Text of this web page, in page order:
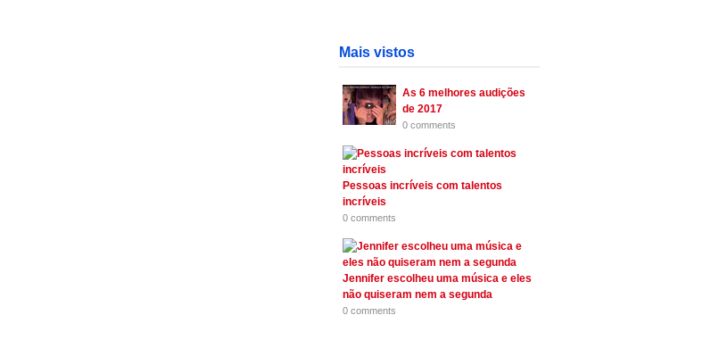
Mais vistos
As 6 melhores audições
de 2017
0 comments
Pessoas incríveis com talentos
incríveis
0 comments
Jennifer escolheu uma música e eles
não quiseram nem a segunda
0 comments